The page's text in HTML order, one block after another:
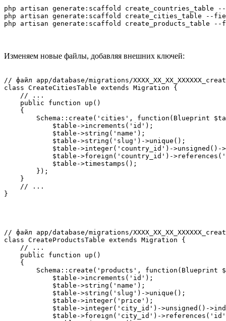
php artisan generate:scaffold create_countries_table
php artisan generate:scaffold create_cities_table --
Изменяем новые файлы, добавляя внешних ключей:
// файл app/database/migrations/
class CreateCitiesTable extends Migration {
    // ...
    public function up()
    {
Schema::create('cities', function(Blueprint
            $table->increments('id');
            $table->string('name');
            $table->string('slug')->unique();
$table->integer('country_id')->unsigned()-
$table->foreign('country_id')-
            $table->timestamps();
        });
    }
    // ...
// файл app/database/migrations/
class CreateProductsTable extends Migration {
    // ...
    public function up()
    {
Schema::create('products', function(Blueprint
            $table->increments('id');
            $table->string('name');
            $table->string('slug')->unique();
            $table->integer('price');
$table->integer('city_id')->unsigned()-
$table->foreign('city_id')-